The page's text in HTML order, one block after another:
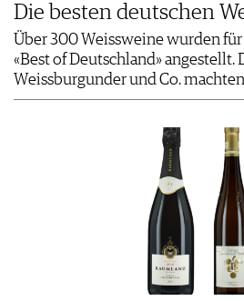
Die besten deutschen
Über 300 Weissweine wurden
«Best of Deutschland» angestellt.
Weissburgunder und Co.